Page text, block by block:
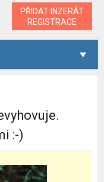
PŘIDAT INZERÁT
REGISTRACE
:-)